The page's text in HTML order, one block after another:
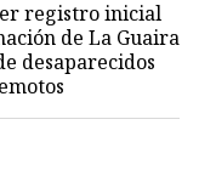
registro inicial
de La Guaira
desaparecidos